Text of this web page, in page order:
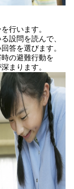
行います。
設問を読んで、
答を選びます。
の避難行動を
まります。